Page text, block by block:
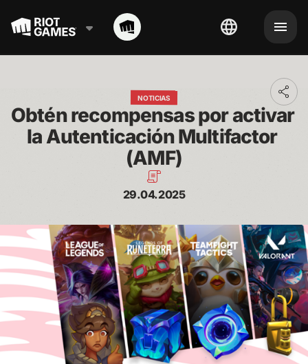
NOTICIAS
Obtén recompensas por activar
la Autenticación Multifactor
(AMF)
29.04.2025